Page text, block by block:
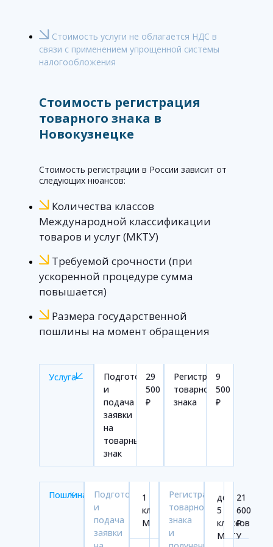
Стоимость регистрация
товарного знака в
Новокузнецке
Стоимость регистрации в России зависит от
следующих нюансов:
Количества классов
Международной классификации
товаров и услуг (МКТУ)
Требуемой срочности (при
ускоренной процедуре сумма
повышается)
Размера государственной
пошлины на момент обращения
Стоимость услуги не облагается НДС в
связи с применением упрощенной системы
налогообложения
Услуга
Подготовка
и
подача
заявки
на
товарный
знак
29
500
₽
Регистрация
товарного
знака
9
500
₽
Пошлина
Подготовка
и
подача
заявки
1
класс
МКТУ
17
000
Регистрация
товарного
знака
и
до
5
классов
МКТУ
21
600
₽